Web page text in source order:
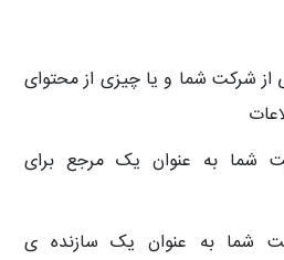
شما و یا چیزی از محتوای
شما به عنوان یک مرجع برای
شما به عنوان یک سازنده ی